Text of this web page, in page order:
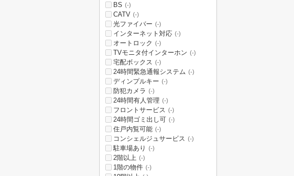
BS (-)
CATV (-)
光ファイバー (-)
インターネット対応 (-)
オートロック (-)
TVモニタ付インターホン (-)
宅配ボックス (-)
24時間緊急通報システム (-)
ディンプルキー (-)
防犯カメラ (-)
24時間有人管理 (-)
フロントサービス (-)
24時間ゴミ出し可 (-)
住戸内覧可能 (-)
コンシェルジュサービス (-)
駐車場あり (-)
2階以上 (-)
1階の物件 (-)